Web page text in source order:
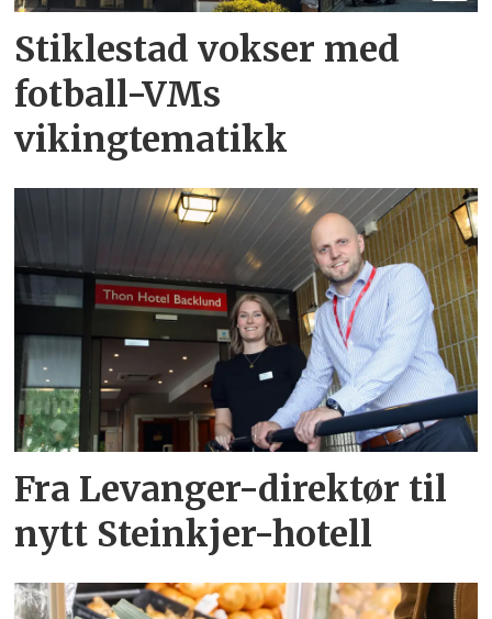
Stiklestad vokser med
fotball-VMs
vikingtematikk
Fra Levanger-direktør til
nytt Steinkjer-hotell